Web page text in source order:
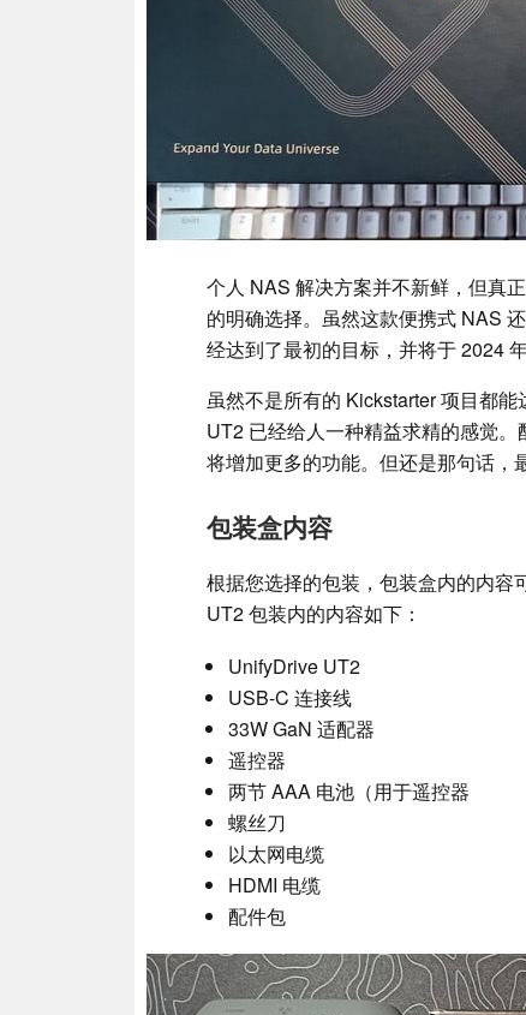
个人 NAS 解决方案并不新鲜，但真
的明确选择。虽然这款便携式 NAS
经达到了最初的目标，并将于 2024
虽然不是所有的 Kickstarter 项目都
UT2 已经给人一种精益求精的感觉
将增加更多的功能。但还是那句话，
包装盒内容
根据您选择的包装，包装盒内的内
UT2 包装内的内容如下：
UnifyDrive UT2
USB-C 连接线
33W GaN 适配器
遥控器
两节 AAA 电池（用于遥控器
螺丝刀
以太网电缆
HDMI 电缆
配件包